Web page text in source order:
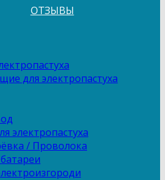
ОТЗЫВЫ
для электропастуха
электропастуха
/ Проволока